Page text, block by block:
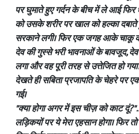
पर घुमाते हुए गर्दन के बीच में ले आई फिर
को उसके शरीर पर खाल को हल्का
सरकाने लगी। फिर एक जगह आके चाकू
देव की गुस्से भरी भावनाओं के बावजूद, देव
लगा और वह पूरी तरह से उत्तेजित हो
देखते ही सबिता प्रजापति के चेहरे पर
गई।
"क्या होगा अगर में इस चीज़ को काट
लड़िकयों पर ये मेरा एहसान होगा। फिर